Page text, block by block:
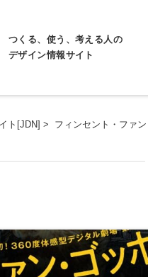
つくる、使う、考える人の
デザイン情報サイト
ト[JDN] > フィンセント・ファ